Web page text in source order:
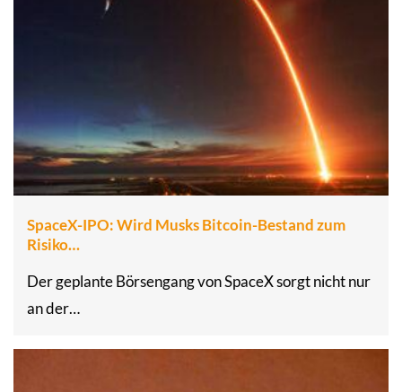
SpaceX-IPO: Wird Musks Bitcoin-Bestand zum
Risiko…
Der geplante Börsengang von SpaceX sorgt nicht nur
an der…